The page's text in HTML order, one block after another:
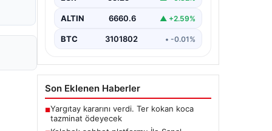
bir biçimde iletişim kurması ciddi bir
ALTIN 6660.6 ▲ +2.59%
BTC 3101802 • -0.01%
Son Eklenen Haberler
■Yargıtay kararını verdi. Ter kokan koca
tazminat ödeyecek